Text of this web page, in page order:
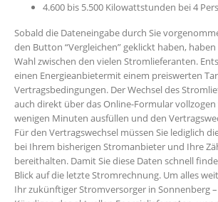
4.600 bis 5.500 Kilowattstunden bei 4
Sobald die Dateneingabe durch Sie
den Button “Vergleichen” geklickt haben, haben
Wahl zwischen den vielen Stromlieferanten.
einen Energieanbietermit einem preiswerten
Vertragsbedingungen. Der Wechsel des
auch direkt über das Online-Formular vollzogen
wenigen Minuten ausfüllen und den
Für den Vertragswechsel müssen Sie lediglich
bei Ihrem bisherigen Stromanbieter und Ihre
bereithalten. Damit Sie diese Daten schnell
Blick auf die letzte Stromrechnung. Um alles
Ihr zukünftiger Stromversorger in Sonnenberg